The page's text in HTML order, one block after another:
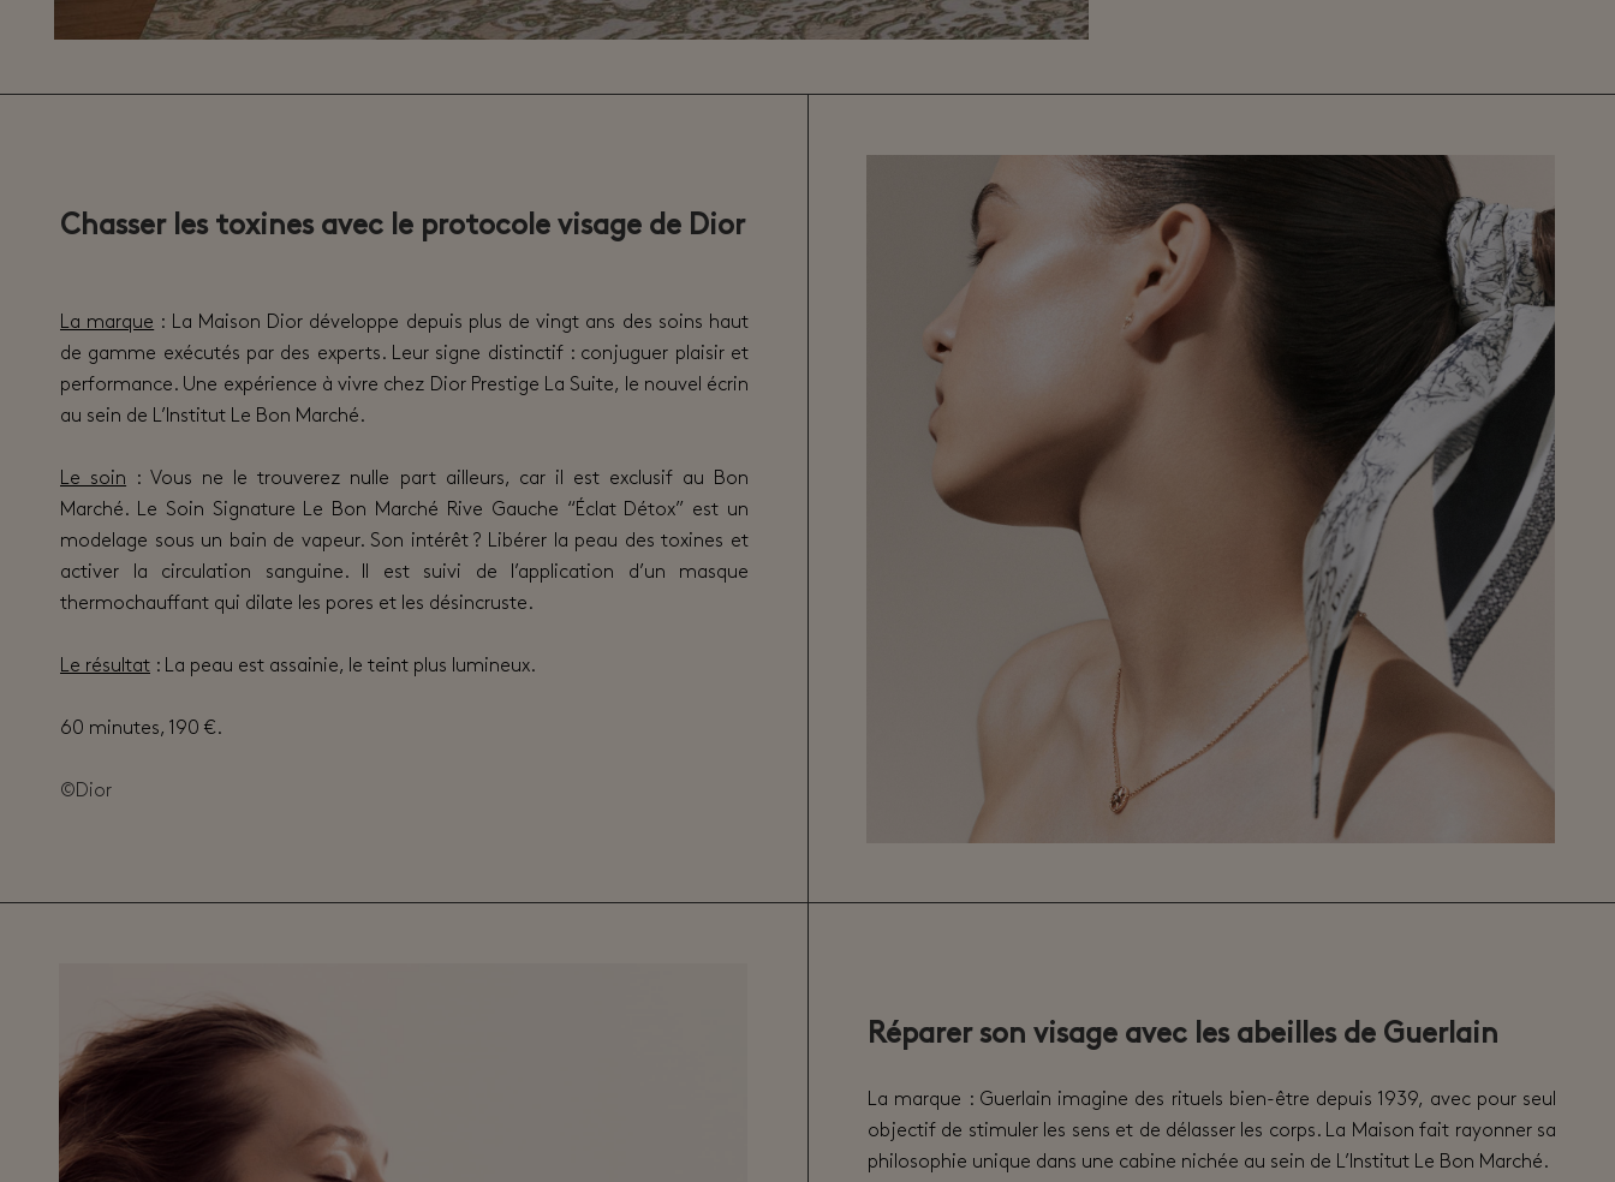
Chasser les toxines avec le protocole visage de Dior
La marque : La Maison Dior développe depuis plus de vingt ans des soins haut
de gamme exécutés par des experts. Leur signe distinctif : conjuguer plaisir et
performance. Une expérience à vivre chez Dior Prestige La Suite, le nouvel écrin
au sein de L’Institut Le Bon Marché.
Le soin : Vous ne le trouverez nulle part ailleurs, car il est exclusif au Bon
Marché. Le Soin Signature Le Bon Marché Rive Gauche “Éclat Détox” est un
modelage sous un bain de vapeur. Son intérêt ? Libérer la peau des toxines et
activer la circulation sanguine. Il est suivi de l’application d’un masque
thermochauffant qui dilate les pores et les désincruste.
Le résultat : La peau est assainie, le teint plus lumineux.
60 minutes, 190 €.
©Dior
Réparer son visage avec les abeilles de Guerlain
La marque : Guerlain imagine des rituels bien-être depuis 1939, avec pour seul
objectif de stimuler les sens et de délasser les corps. La Maison fait rayonner sa
philosophie unique dans une cabine nichée au sein de L’Institut Le Bon Marché.